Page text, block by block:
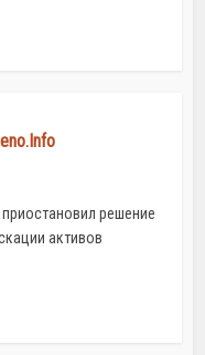
решение
активов